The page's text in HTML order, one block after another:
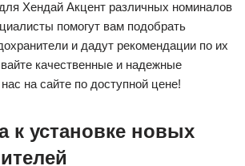
Хендай Акцент различных номиналов
помогут вам подобрать
и дадут рекомендации по их
качественные и надежные
на сайте по доступной цене!
к установке новых